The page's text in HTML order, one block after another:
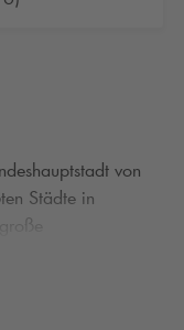
von
Städte in
oder